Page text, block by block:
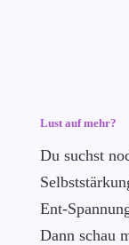
Lust auf mehr?
Du suchst
Ent-
Dann schau